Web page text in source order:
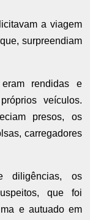
a viagem
surpreendiam
rendidas e
veículos.
presos, os
carregadores
diligências, os
que foi
e autuado em